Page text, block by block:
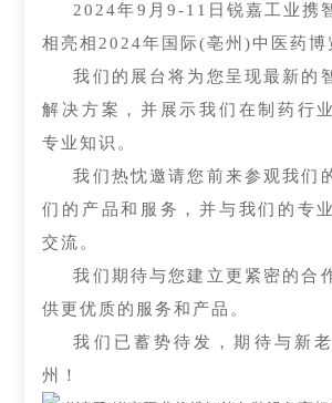
2024年9月9-11日锐嘉工业携
相亮相2024年国际(亳州)中医药博
我们的展台将为您呈现最新的
解决方案，并展示我们在制药行
专业知识。
我们热忱邀请您前来参观我们
们的产品和服务，并与我们的专
交流。
我们期待与您建立更紧密的合
供更优质的服务和产品。
我们已蓄势待发，期待与新
州！